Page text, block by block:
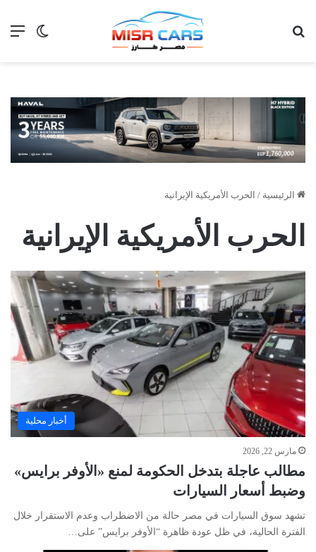
الوضع
الرئيسية / الحرب الأمريكية الإيرانية
الحرب الأمريكية الإيرانية
أخبار محلية
مارس 22, 2026
مطالب عاجلة بتدخل الحكومة لمنع «الأوفر برايس»
وضبط أسعار السيارات
تشهد سوق السيارات في مصر حالة من الاضطراب وعدم الاستقرار خلال
الفترة الحالية، في ظل عودة ظاهرة “الأوفر برايس” على…